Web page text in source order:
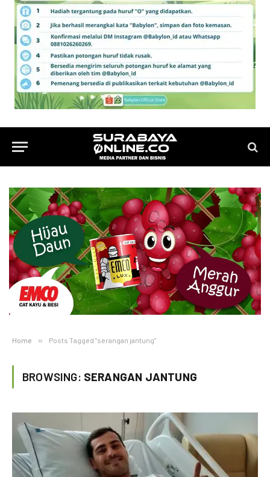
Home » Posts Tagged "serangan jantung"
BROWSING: SERANGAN JANTUNG